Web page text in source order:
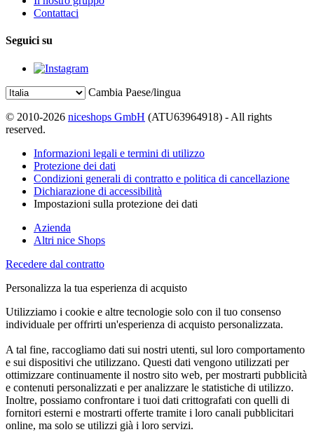
Contattaci
Seguici su
Cambia Paese/lingua
© 2010-2026 niceshops GmbH (ATU63964918) - All rights
reserved.
Informazioni legali e termini di utilizzo
Protezione dei dati
Condizioni generali di contratto e politica di cancellazione
Dichiarazione di accessibilità
Impostazioni sulla protezione dei dati
Azienda
Altri nice Shops
Recedere dal contratto
Personalizza la tua esperienza di acquisto
Utilizziamo i cookie e altre tecnologie solo con il tuo consenso
individuale per offrirti un'esperienza di acquisto personalizzata.
A tal fine, raccogliamo dati sui nostri utenti, sul loro comportamento
e sui dispositivi che utilizzano. Questi dati vengono utilizzati per
ottimizzare continuamente il nostro sito web, per mostrarti pubblicità
e contenuti personalizzati e per analizzare le statistiche di utilizzo.
Inoltre, possiamo confrontare i tuoi dati crittografati con quelli di
fornitori esterni e mostrarti offerte tramite i loro canali pubblicitari
online, ma solo se utilizzi già i loro servizi.